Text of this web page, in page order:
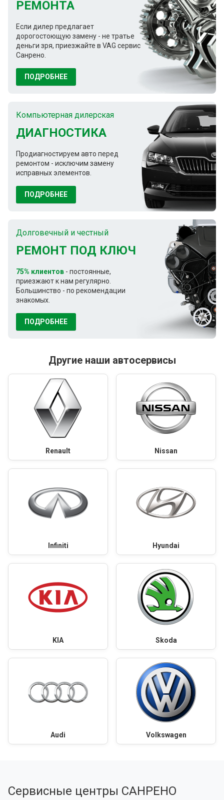
РЕМОНТА
Если дилер предлагает
дорогостоющую замену - не тратье
деньги зря, приезжайте в VAG сервис
Санрено.
ПОДРОБНЕЕ
Компьютерная дилерская
ДИАГНОСТИКА
Продиагностируем авто перед
ремонтом - исключим замену
исправных элементов.
ПОДРОБНЕЕ
Долговечный и честный
РЕМОНТ ПОД КЛЮЧ
75% клиентов - постоянные,
приезжают к нам регулярно.
Большинство - по рекомендации
знакомых.
ПОДРОБНЕЕ
Другие наши автосервисы
Renault Nissan
Infiniti Hyundai
KIA Skoda
Audi Volkswagen
Сервисные центры САНРЕНО